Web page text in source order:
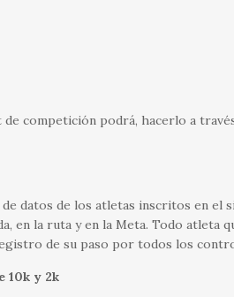
competición podrá, hacerlo a
datos de los atletas inscritos en
la ruta y en la Meta. Todo atleta
de su paso por todos los
10k y 2k